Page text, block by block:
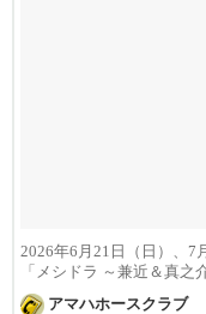
2026年6月21日（日）、7
「メシドラ ～兼近＆真之
アマハホースクラブ